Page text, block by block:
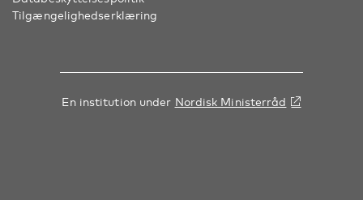
Tilgængelighedserklæring
En institution under Nordisk Ministerråd